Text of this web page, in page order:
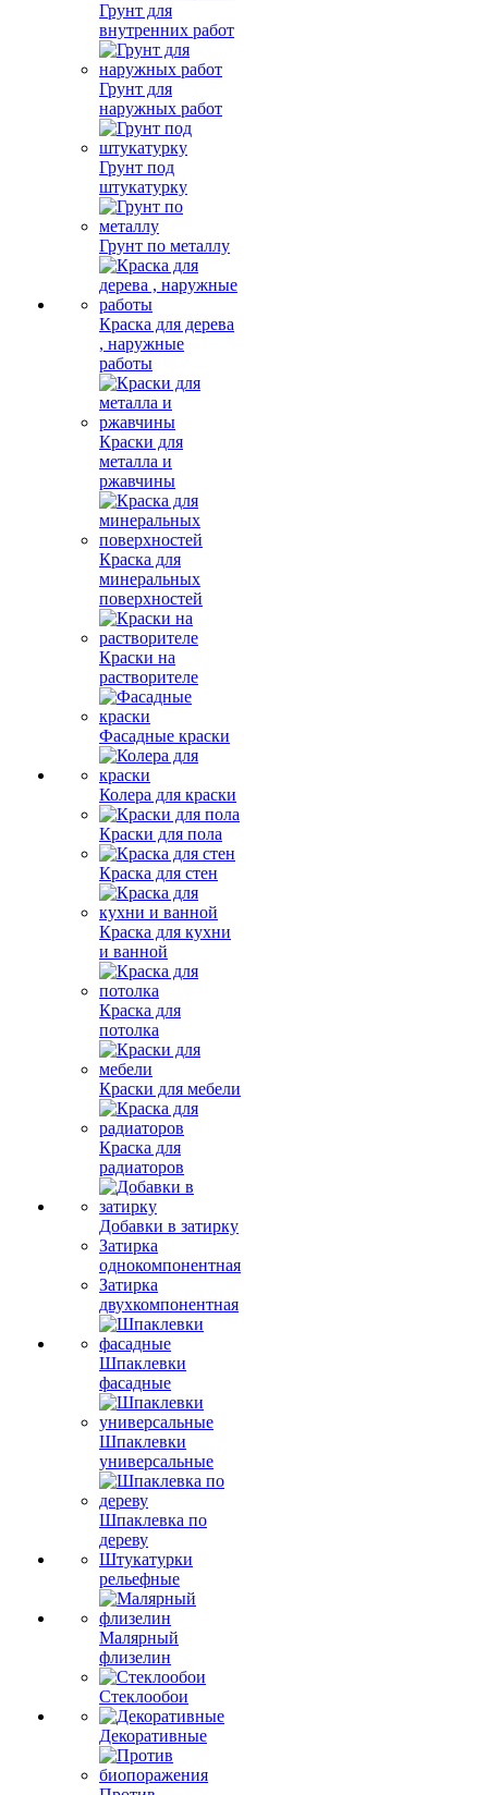
Грунт для
внутренних работ
Грунт для
наружных работ
Грунт под
штукатурку
Грунт по металлу
Краска для дерева
, наружные
работы
Краски для
металла и
ржавчины
Краска для
минеральных
поверхностей
Краски на
растворителе
Фасадные краски
Колера для краски
Краски для пола
Краска для стен
Краска для кухни
и ванной
Краска для
потолка
Краски для мебели
Краска для
радиаторов
Добавки в затирку
Затирка
однокомпонентная
Затирка
двухкомпонентная
Шпаклевки
фасадные
Шпаклевки
универсальные
Шпаклевка по
дереву
Штукатурки
рельефные
Малярный
флизелин
Стеклообои
Декоративные